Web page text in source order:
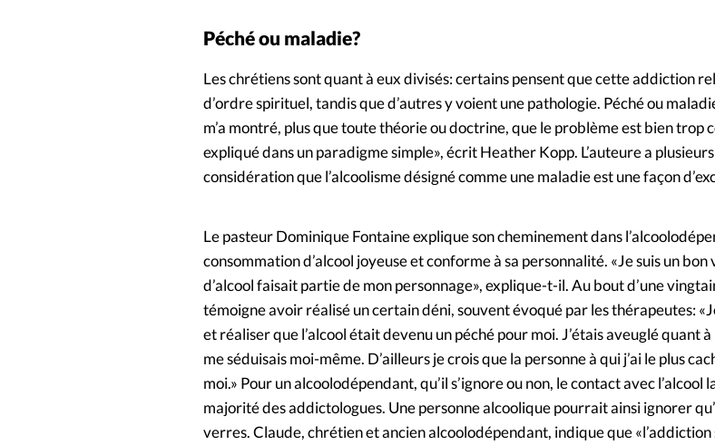
Péché ou maladie?
Les chrétiens sont quant à eux divisés: certains pensent que cette addiction
d’ordre spirituel, tandis que d’autres y voient une pathologie. Péché ou
m’a montré, plus que toute théorie ou doctrine, que le problème est bien trop
expliqué dans un paradigme simple», écrit Heather Kopp. L’auteure a
considération que l’alcoolisme désigné comme une maladie est une façon
Le pasteur Dominique Fontaine explique son cheminement dans
consommation d’alcool joyeuse et conforme à sa personnalité. «Je suis un
d’alcool faisait partie de mon personnage», explique-t-il. Au bout d’une
témoigne avoir réalisé un certain déni, souvent évoqué par les thérapeutes:
et réaliser que l’alcool était devenu un péché pour moi. J’étais aveuglé quant
me séduisais moi-même. D’ailleurs je crois que la personne à qui j’ai le plus
moi.» Pour un alcoolodépendant, qu’il s’ignore ou non, le contact avec l’alcool
majorité des addictologues. Une personne alcoolique pourrait ainsi ignorer
verres. Claude, chrétien et ancien alcoolodépendant, indique que